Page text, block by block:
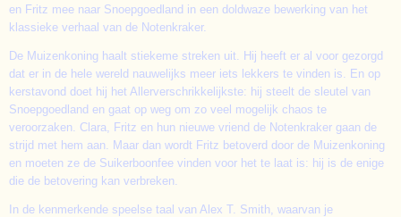
en Fritz mee naar Snoepgoedland in een doldwaze bewerking van het
klassieke verhaal van de Notenkraker.
De Muizenkoning haalt stiekeme streken uit. Hij heeft er al voor gezorgd
dat er in de hele wereld nauwelijks meer iets lekkers te vinden is. En op
kerstavond doet hij het Allerverschrikkelijkste: hij steelt de sleutel van
Snoepgoedland en gaat op weg om zo veel mogelijk chaos te
veroorzaken. Clara, Fritz en hun nieuwe vriend de Notenkraker gaan de
strijd met hem aan. Maar dan wordt Fritz betoverd door de Muizenkoning
en moeten ze de Suikerboonfee vinden voor het te laat is: hij is de enige
die de betovering kan verbreken.
In de kenmerkende speelse taal van Alex T. Smith, waarvan je